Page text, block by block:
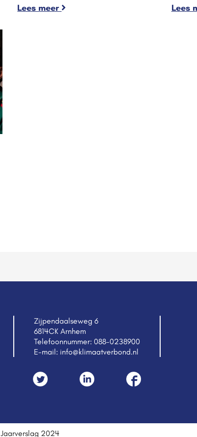
Lees meer
Lees
Zijpendaalseweg 6
6814CK Arnhem
Telefoonnummer: 088-0238900
E-mail: info@klimaatverbond.nl
Jaarverslag 2024